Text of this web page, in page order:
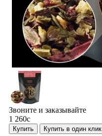
Звоните и заказывайте
1 260c
Купить Купить в один клик